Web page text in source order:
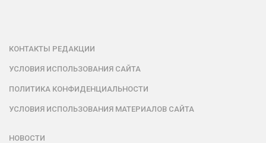
КОНТАКТЫ РЕДАКЦИИ
УСЛОВИЯ ИСПОЛЬЗОВАНИЯ САЙТА
ПОЛИТИКА КОНФИДЕНЦИАЛЬНОСТИ
УСЛОВИЯ ИСПОЛЬЗОВАНИЯ МАТЕРИАЛОВ САЙТА
НОВОСТИ